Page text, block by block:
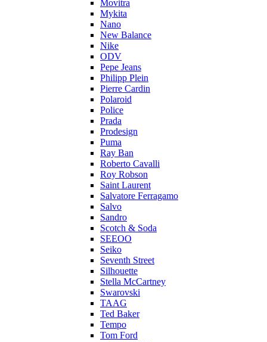
Movitra
Mykita
Nano
New Balance
Nike
ODV
Pepe Jeans
Philipp Plein
Pierre Cardin
Polaroid
Police
Prada
Prodesign
Puma
Ray Ban
Roberto Cavalli
Roy Robson
Saint Laurent
Salvatore Ferragamo
Salvo
Sandro
Scotch & Soda
SEEOO
Seiko
Seventh Street
Silhouette
Stella McCartney
Swarovski
TAAG
Ted Baker
Tempo
Tom Ford